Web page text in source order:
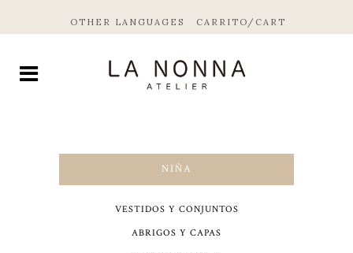
OTHER LANGUAGES CARRITO/CART
NIÑA
VESTIDOS Y CONJUNTOS
ABRIGOS Y CAPAS